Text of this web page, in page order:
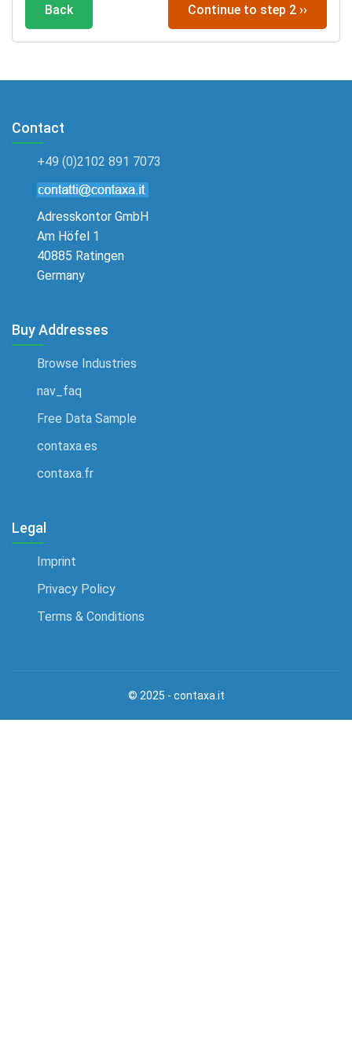
Concerie
Conciatetti
Costruttore di impianti per stagni
Costruttore di negozi
Costruttore di piscine
Costruttore di pozzi
Costruttore di recinzioni
Costruttore di scale
Costruttore di terrazze
Ditte di installazione elettrica
Ditte di pulizia grondaie
Fabbro
Falegnamerie
Falegnamerie edili
Back Continue to step 2 ››
Contact
+49 (0)2102 891 7073
Adresskontor GmbH
Am Höfel 1
40885 Ratingen
Germany
Buy Addresses
Browse Industries
nav_faq
Free Data Sample
contaxa.es
contaxa.fr
Legal
Imprint
Privacy Policy
Terms & Conditions
© 2025 - contaxa.it